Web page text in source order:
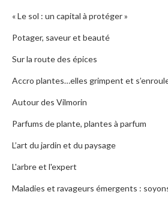
« Le sol : un capital à protéger »
Potager, saveur et beauté
Sur la route des épices
Accro plantes…elles grimpent et
Autour des Vilmorin
Parfums de plante, plantes à parfum
L’art du jardin et du paysage
L'arbre et l'expert
Maladies et ravageurs émergents :